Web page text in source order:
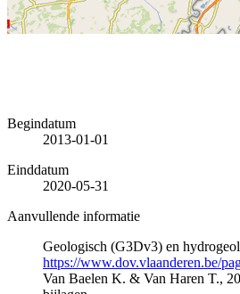
Begindatum
2013-01-01
Einddatum
2020-05-31
Aanvullende informatie
Geologisch (G3Dv3) en
https://www.dov.vlaanderen.be/
Van Baelen K. & Van Haren T.,